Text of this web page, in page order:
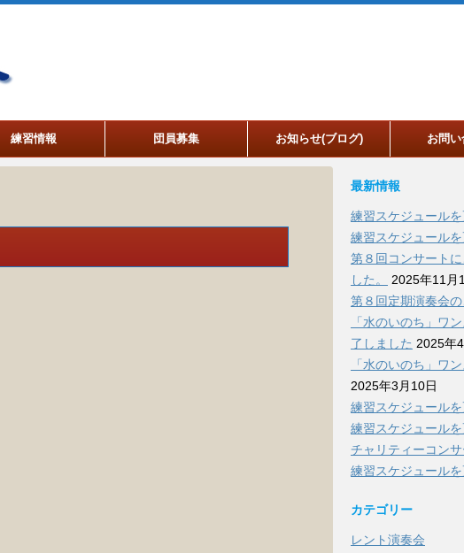
練習情報 団員募集 お知らせ(ブログ) お問
最新情報
練習スケジュール
練習スケジュール
第８回コンサート
した。
2025年11月
第８回定期演奏会
「水のいのち」ワ
了しました 2025年
「水のいのち」ワ
2025年3月10日
練習スケジュール
練習スケジュール
チャリティーコンサ
練習スケジュール
カテゴリー
レント演奏会